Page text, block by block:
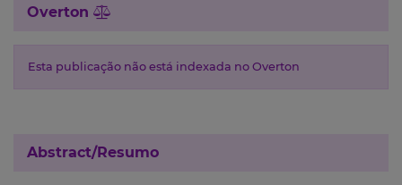
Overton
Esta publicação não está indexada no Overton
Abstract/Resumo